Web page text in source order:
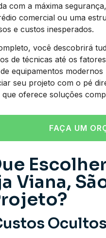
com a máxima
comercial ou uma
e custos inesperados.
você descobrirá
de técnicas até os
equipamentos
seu projeto com o pé
oferece soluções
FAÇA UM
Viana,